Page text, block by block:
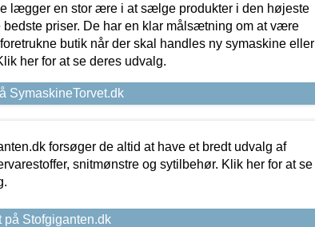
lægger en stor ære i at sælge produkter i den højeste
bedste priser. De har en klar målsætning om at være
butik når der skal handles ny symaskine eller
her for at se deres udvalg.
SymaskineTorvet.dk
forsøger de altid at have et bredt udvalg af
snitmønstre og sytilbehør. Klik her for at se
på Stofgiganten.dk